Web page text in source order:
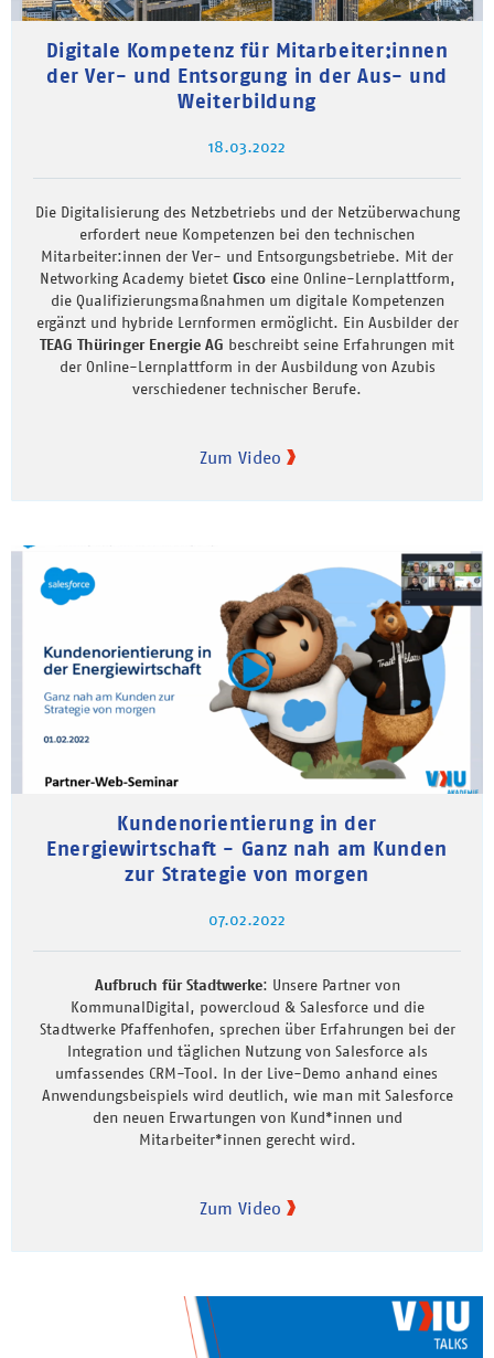
Digitale Kompetenz für Mitarbeiter:innen
der Ver- und Entsorgung in der Aus- und
Weiterbildung
18.03.2022
Die Digitalisierung des Netzbetriebs und der Netzüberwachung
erfordert neue Kompetenzen bei den technischen
Mitarbeiter:innen der Ver- und Entsorgungsbetriebe. Mit der
Networking Academy bietet Ciscoeine Online-Lernplattform,
die Qualifizierungsmaßnahmen um digitale Kompetenzen
ergänzt und hybride Lernformen ermöglicht. Ein Ausbilder der
TEAG Thüringer Energie AG beschreibt seine Erfahrungen mit
der Online-Lernplattform in der Ausbildung von Azubis
verschiedener technischer Berufe.
Zum Video
Kundenorientierung in der
Energiewirtschaft - Ganz nah am Kunden
zur Strategie von morgen
07.02.2022
Aufbruch für Stadtwerke: Unsere Partner von
KommunalDigital, powercloud & Salesforce und die
Stadtwerke Pfaffenhofen, sprechen über Erfahrungen bei der
Integration und täglichen Nutzung von Salesforce als
umfassendes CRM-Tool. In der Live-Demo anhand eines
Anwendungsbeispiels wird deutlich, wie man mit Salesforce
den neuen Erwartungen von Kund*innen und
Mitarbeiter*innen gerecht wird.
Zum Video